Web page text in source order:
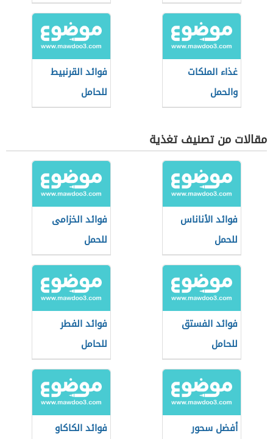
غذاء الملكات
والحمل
فوائد القرنبيط
للحامل
مقالات من تصنيف تغذية
فوائد الأناناس
للحمل
فوائد الخزامى
للحمل
فوائد الفستق
للحامل
فوائد الفطر
للحامل
أفضل سحور
فوائد الكاكاو